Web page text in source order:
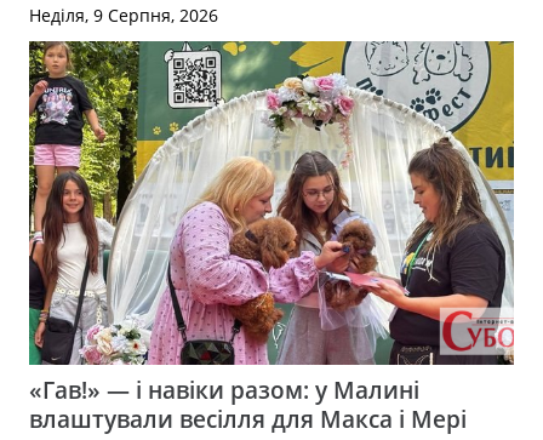
Неділя, 9 Серпня, 2026
«Гав!» — і навіки разом: у Малині
влаштували весілля для Макса і Мері